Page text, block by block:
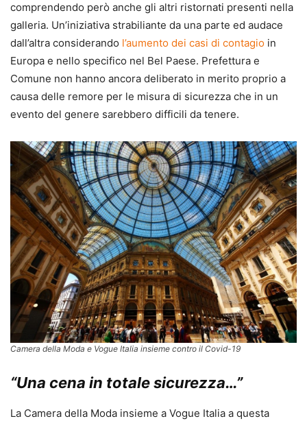
comprendendo però anche gli altri ristornati presenti nella
galleria. Un’iniziativa strabiliante da una parte ed audace
dall’altra considerando l’aumento dei casi di contagio in
Europa e nello specifico nel Bel Paese. Prefettura e
Comune non hanno ancora deliberato in merito proprio a
causa delle remore per le misura di sicurezza che in un
evento del genere sarebbero difficili da tenere.
Camera della Moda e Vogue Italia insieme contro il Covid-19
“Una cena in totale sicurezza…”
La Camera della Moda insieme a Vogue Italia a questa